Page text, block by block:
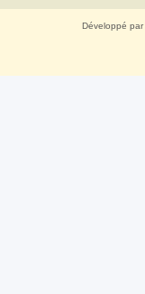
Développé par